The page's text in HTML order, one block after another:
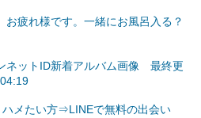
お疲れ様です。一緒にお風呂入る？
ネットID新着アルバム画像 最終更